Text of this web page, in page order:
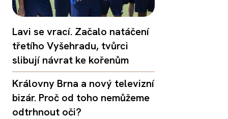
Lavi se vrací. Začalo natáčení
třetího Vyšehradu, tvůrci
slibují návrat ke kořenům
Královny Brna a nový televizní
bizár. Proč od toho nemůžeme
odtrhnout oči?